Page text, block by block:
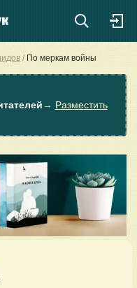
По меркам войны
→ Разместить